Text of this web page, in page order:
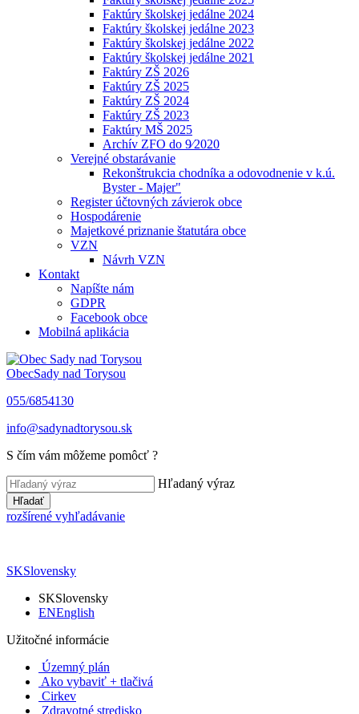
Faktúry školskej jedálne 2024
Faktúry školskej jedálne 2023
Faktúry školskej jedálne 2022
Faktúry školskej jedálne 2021
Faktúry ZŠ 2026
Faktúry ZŠ 2025
Faktúry ZŠ 2024
Faktúry ZŠ 2023
Faktúry MŠ 2025
Archív ZFO do 9⁄2020
Verejné obstarávanie
Rekonštrukcia chodníka a odovodnenie v k.ú.
Byster - Majer"
Register účtovných závierok obce
Hospodárenie
Majetkové priznanie štatutára obce
VZN
Návrh VZN
Kontakt
Napíšte nám
GDPR
Facebook obce
Mobilná aplikácia
ObecSady nad Torysou
055/6854130
info@sadynadtorysou.sk
S čím vám môžeme pomôcť ?
Hľadaný výraz
Hľadať
rozšírené vyhľadávanie
SKSlovensky
SKSlovensky
ENEnglish
Užitočné informácie
Územný plán
Ako vybaviť + tlačivá
Cirkev
Zdravotné stredisko